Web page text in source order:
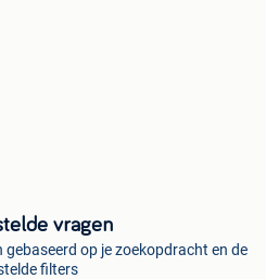
vragen
op je zoekopdracht en de
filters